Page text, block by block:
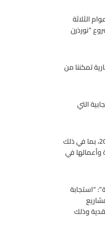
الثلاثة
مشروع “نورذرن
تمكننا من
التي
ويأتي توسيع وحدة الاستثمار العقاري في أعقاب إطـلاق سلسلة من الصناديق الجـديدة والمبتكرة خلال عام 2015، بما في ذلك
وأعمالها في
“استجابة
وذلك